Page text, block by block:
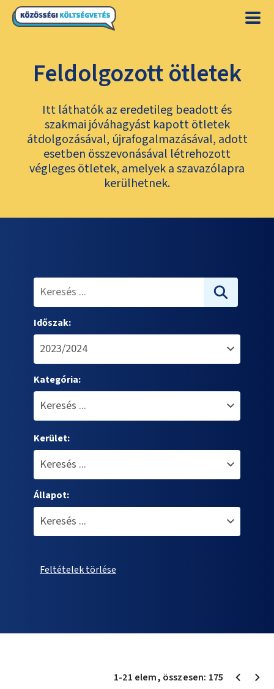
Feldolgozott ötletek
Itt láthatók az eredetileg beadott és
szakmai jóváhagyást kapott ötletek
átdolgozásával, újrafogalmazásával, adott
esetben összevonásával létrehozott
végleges ötletek, amelyek a szavazólapra
kerülhetnek.
Időszak:
Kategória:
Kerület:
Állapot:
Feltételek törlése
1-21 elem, összesen: 175